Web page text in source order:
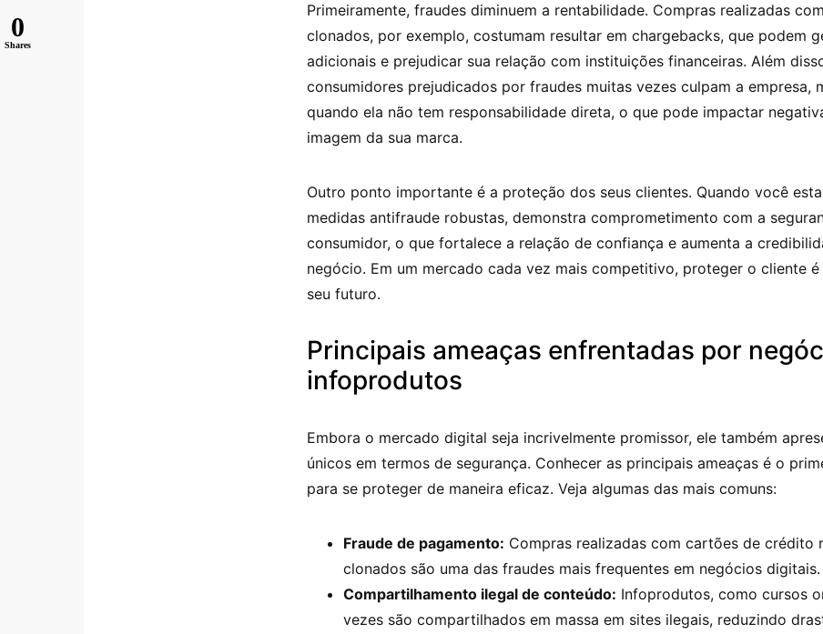
Primeiramente, fraudes diminuem a rentabilidade. Compras realizadas
clonados, por exemplo, costumam resultar em chargebacks, que podem
adicionais e prejudicar sua relação com instituições financeiras. Além
consumidores prejudicados por fraudes muitas vezes culpam a empresa,
quando ela não tem responsabilidade direta, o que pode impactar
imagem da sua marca.
Outro ponto importante é a proteção dos seus clientes. Quando você
medidas antifraude robustas, demonstra comprometimento com a
consumidor, o que fortalece a relação de confiança e aumenta a
negócio. Em um mercado cada vez mais competitivo, proteger o cliente
seu futuro.
Principais ameaças enfrentadas por
infoprodutos
Embora o mercado digital seja incrivelmente promissor, ele também
únicos em termos de segurança. Conhecer as principais ameaças é o
para se proteger de maneira eficaz. Veja algumas das mais comuns:
Fraude de pagamento: Compras realizadas com cartões de crédito
clonados são uma das fraudes mais frequentes em negócios digitais.
Compartilhamento ilegal de conteúdo: Infoprodutos, como cursos
vezes são compartilhados em massa em sites ilegais, reduzindo
0
Shares